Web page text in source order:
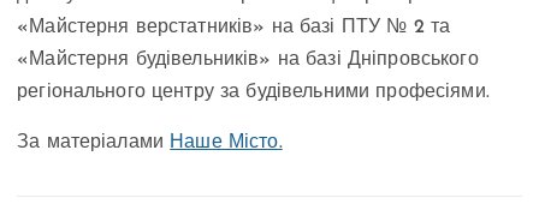
«Майстерня верстатників» на базі ПТУ № 2 та
«Майстерня будівельників» на базі Дніпровського
регіонального центру за будівельними професіями.
За матеріалами Наше Місто.